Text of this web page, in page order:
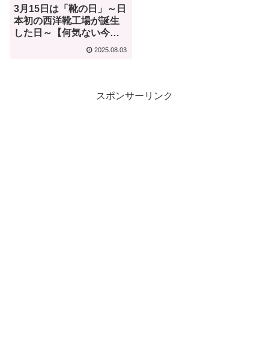
3月15日は「靴の日」～日
本初の西洋靴工場が誕生
した日～【何気ない今日
2025.08.03
スポンサーリンク